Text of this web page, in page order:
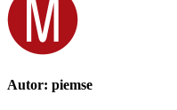
Autor: piemse